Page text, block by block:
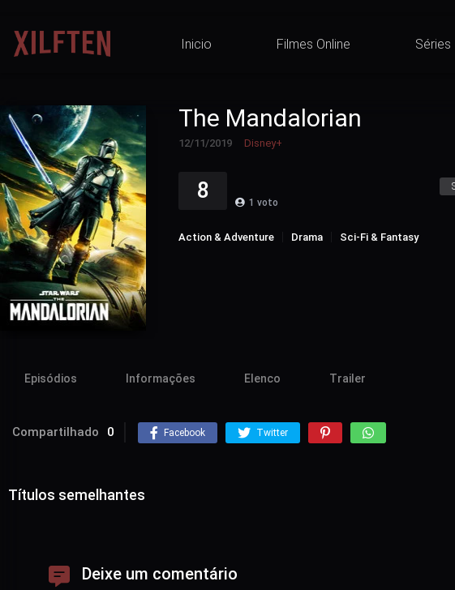
Inicio Filmes Online Séries
The Mandalorian
12/11/2019 Disney+
8 1 voto
Action & Adventure Drama Sci-Fi & Fantasy
Episódios Informações Elenco Trailer
Compartilhado 0 Facebook Twitter
Títulos semelhantes
Deixe um comentário